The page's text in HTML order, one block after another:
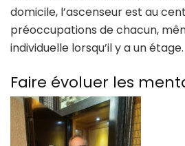
domicile, l’ascenseur est au
préoccupations de chacun,
individuelle lorsqu’il y a un étage.
Faire évoluer les